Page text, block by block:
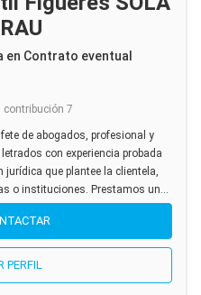
Contrato eventual
contribución 7
de abogados, profesional y
con experiencia probada
que plantee la clientela,
o instituciones. Prestamos un...
PERFIL